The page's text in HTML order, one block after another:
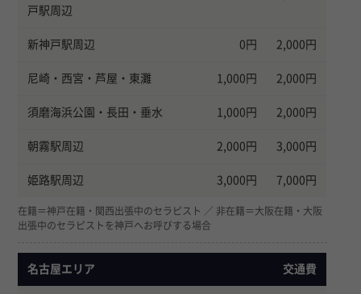
戸駅周辺
新神戸駅周辺 0円 2,000円
尼崎・西宮・芦屋・東灘 1,000円 2,000円
須磨海浜公園・長田・垂水 1,000円 2,000円
朝霧駅周辺 2,000円 3,000円
姫路駅周辺 3,000円 7,000円
在籍＝神戸在籍・関西出張中のセラピスト ／ 非在籍＝大阪在籍・大阪
出張中のセラピストを神戸へお呼びする場合
名古屋エリア 交通費